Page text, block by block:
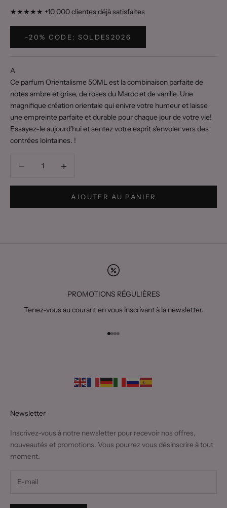
★★★★★ +10 000 clientes déjà satisfaites
-20% CODE: SOLDES2026
A
Ce parfum Orientalisme 50ML est la combinaison parfaite de
notes ambre et grise, de roses du Maroc et de vanille. Une
magnifique création orientale qui enivre votre humeur et laisse
une empreinte parfaite et durable pour chaque jour de votre vie!
Essayez-le aujourd'hui et sentez votre esprit s'envoler vers des
contrées lointaines. !
AJOUTER AU PANIER
PROMOTIONS RÉGULIÈRES
Tenez-vous au courant en vous inscrivant à la newsletter.
Aller à l'élément 1
Aller à l'élément 2
Aller à l'élément 3
Aller à l'élément 4
Newsletter
Inscrivez-vous à notre newsletter pour recevoir nos offres,
nouveautés et promotions. Vous pourrez vous désinscrire à tout
moment.